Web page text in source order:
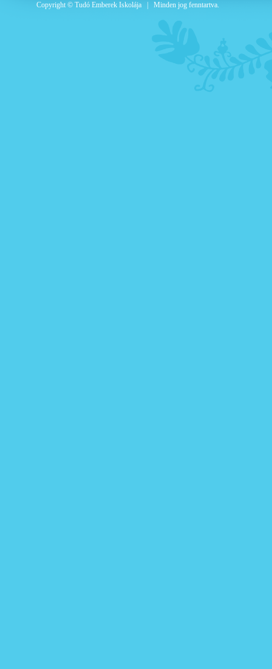
Copyright © Tudó Emberek Iskolája | Minden jog fenntartva.